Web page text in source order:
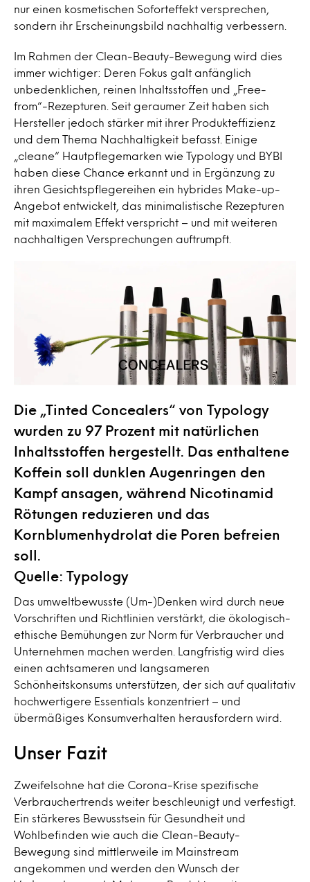
nur einen kosmetischen Soforteffekt versprechen,
sondern ihr Erscheinungsbild nachhaltig verbessern.
Im Rahmen der Clean-Beauty-Bewegung wird dies
immer wichtiger: Deren Fokus galt anfänglich
unbedenklichen, reinen Inhaltsstoffen und „Free-
from“-Rezepturen. Seit geraumer Zeit haben sich
Hersteller jedoch stärker mit ihrer Produkteffizienz
und dem Thema Nachhaltigkeit befasst. Einige
„cleane“ Hautpflegemarken wie Typology und BYBI
haben diese Chance erkannt und in Ergänzung zu
ihren Gesichtspflegereihen ein hybrides Make-up-
Angebot entwickelt, das minimalistische Rezepturen
mit maximalem Effekt verspricht – und mit weiteren
nachhaltigen Versprechungen auftrumpft.
Die „Tinted Concealers“ von Typology
wurden zu 97 Prozent mit natürlichen
Inhaltsstoffen hergestellt. Das enthaltene
Koffein soll dunklen Augenringen den
Kampf ansagen, während Nicotinamid
Rötungen reduzieren und das
Kornblumenhydrolat die Poren befreien
soll.
Quelle: Typology
Das umweltbewusste (Um-)Denken wird durch neue
Vorschriften und Richtlinien verstärkt, die ökologisch-
ethische Bemühungen zur Norm für Verbraucher und
Unternehmen machen werden. Langfristig wird dies
einen achtsameren und langsameren
Schönheitskonsums unterstützen, der sich auf qualitativ
hochwertigere Essentials konzentriert – und
übermäßiges Konsumverhalten herausfordern wird.
Unser Fazit
Zweifelsohne hat die Corona-Krise spezifische
Verbrauchertrends weiter beschleunigt und verfestigt.
Ein stärkeres Bewusstsein für Gesundheit und
Wohlbefinden wie auch die Clean-Beauty-
Bewegung sind mittlerweile im Mainstream
angekommen und werden den Wunsch der